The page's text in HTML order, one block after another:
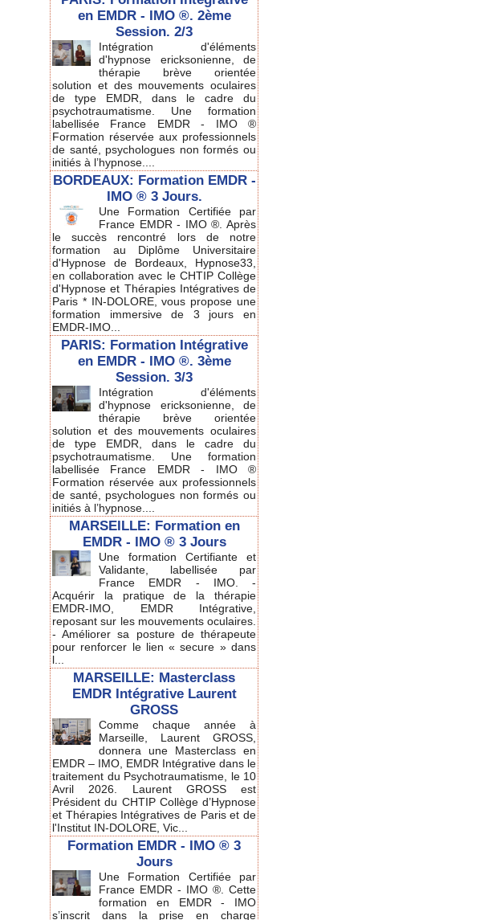
en EMDR - IMO ®. 2ème
Session. 2/3
Intégration d'éléments
d'hypnose ericksonienne, de
thérapie brève orientée
solution et des mouvements oculaires
de type EMDR, dans le cadre du
psychotraumatisme. Une formation
labellisée France EMDR - IMO ®
Formation réservée aux professionnels
de santé, psychologues non formés ou
initiés à l’hypnose....
BORDEAUX: Formation EMDR -
IMO ® 3 Jours.
Une Formation Certifiée par
France EMDR - IMO ®. Après
le succès rencontré lors de notre
formation au Diplôme Universitaire
d'Hypnose de Bordeaux, Hypnose33,
en collaboration avec le CHTIP Collège
d'Hypnose et Thérapies Intégratives de
Paris * IN-DOLORE, vous propose une
formation immersive de 3 jours en
EMDR-IMO...
PARIS: Formation Intégrative
en EMDR - IMO ®. 3ème
Session. 3/3
Intégration d'éléments
d'hypnose ericksonienne, de
thérapie brève orientée
solution et des mouvements oculaires
de type EMDR, dans le cadre du
psychotraumatisme. Une formation
labellisée France EMDR - IMO ®
Formation réservée aux professionnels
de santé, psychologues non formés ou
initiés à l’hypnose....
MARSEILLE: Formation en
EMDR - IMO ® 3 Jours
Une formation Certifiante et
Validante, labellisée par
France EMDR - IMO. -
Acquérir la pratique de la thérapie
EMDR-IMO, EMDR Intégrative,
reposant sur les mouvements oculaires.
- Améliorer sa posture de thérapeute
pour renforcer le lien « secure » dans
l...
MARSEILLE: Masterclass
EMDR Intégrative Laurent
GROSS
Comme chaque année à
Marseille, Laurent GROSS,
donnera une Masterclass en
EMDR – IMO, EMDR Intégrative dans le
traitement du Psychotraumatisme, le 10
Avril 2026. Laurent GROSS est
Président du CHTIP Collège d’Hypnose
et Thérapies Intégratives de Paris et de
l'Institut IN-DOLORE, Vic...
Formation EMDR - IMO ® 3
Jours
Une Formation Certifiée par
France EMDR - IMO ®. Cette
formation en EMDR - IMO
s’inscrit dans la prise en charge